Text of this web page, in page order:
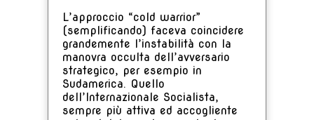
L’approccio “cold warrior”
(semplificando) faceva coincidere
grandemente l’instabilità con la
manovra occulta dell’avversario
strategico, per esempio in
Sudamerica. Quello
dell’Internazionale Socialista,
sempre più attiva ed accogliente